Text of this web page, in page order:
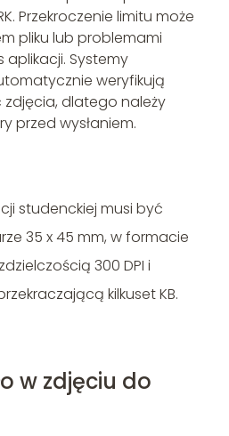
Przekroczenie limitu może
pliku lub problemami
Systemy
weryfikują
zdjęcia, dlatego należy
przed wysłaniem.
studenckiej musi być
35 x 45 mm, w formacie
300 DPI i
kilkuset KB.
w zdjęciu do